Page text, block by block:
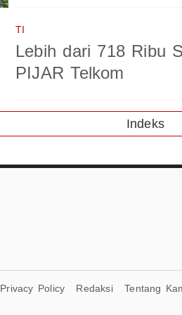
TI
Lebih dari 718 Ribu
PIJAR Telkom
Indeks
Privacy Policy Redaksi Tentang